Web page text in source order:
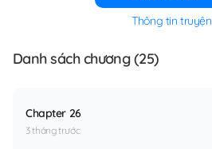
Thông tin truyện
Danh sách chương (25)
Chapter 26
3 tháng trước